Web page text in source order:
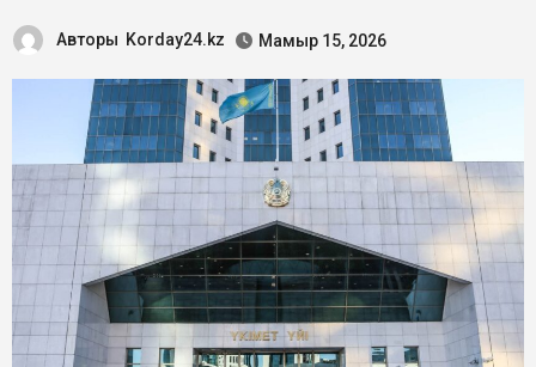
Авторы Korday24.kz Мамыр 15, 2026